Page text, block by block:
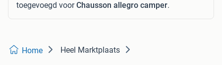
toegevoegd voorChausson allegro camper.
Home Heel Marktplaats